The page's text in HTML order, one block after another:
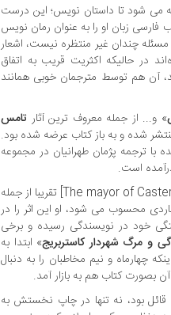
می شود تا داستان نویس؛ این درست
زبان او را به عنوان رمان نویس
چندان غیر منتظره نیست، اشعار
در حالیکه اکثریت قریب به اتفاق
آن هم توسط مترجمان خوبی همانند
» و... از جمله معروف ترین آثار تامس
شده و به باز کتاب عرضه شده بود.
با ترجمه پژمان طهرانیان در مجموعه
است.
» [The mayor of Casterbridge] تقریبا از جمله
محسوب می شود، او این اثر را در
پختگی خود در نویسندگی رسیده و برخی
و مرگ شهردار کاستربریج» ابتدا به
چهارماه و نیم مخاطبان را به دنبال
بصورت کتاب هم به بازار آمد.
قائل بود، نه تنها در چاپ نخستش به